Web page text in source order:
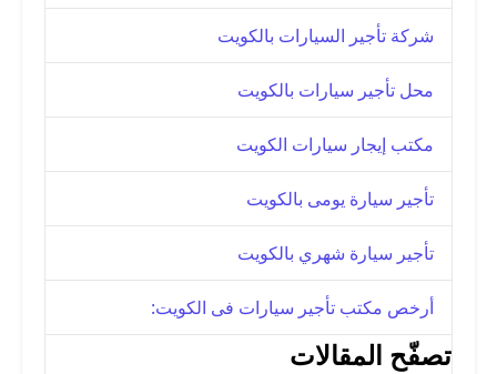
شركة تأجير السيارات بالكويت
محل تأجير سيارات بالكويت
مكتب إيجار سيارات الكويت
تأجير سيارة يومى بالكويت
تأجير سيارة شهري بالكويت
أرخص مكتب تأجير سيارات فى الكويت:
تصفّح المقالات